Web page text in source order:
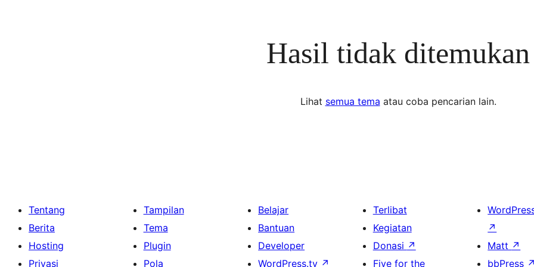
Hasil tidak ditemukan
Lihat semua tema atau coba pencarian lain.
Tentang
Berita
Hosting
Privasi
Tampilan
Tema
Plugin
Pola
Belajar
Bantuan
Developer
WordPress.tv ↗
Terlibat
Kegiatan
Donasi ↗
Five for the
↗
Matt ↗
bbPress ↗